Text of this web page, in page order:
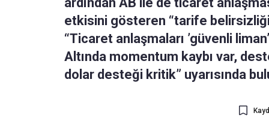
etkisini gösteren “tarife
“Ticaret anlaşmaları ’güvenli
Altında momentum kaybı var,
dolar desteği kritik” uyarısında